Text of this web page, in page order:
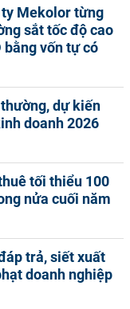
ty Mekolor từng
sắt tốc độ cao
bằng vốn tự có
dự kiến
doanh 2026
tối thiểu 100
nửa cuối năm
trả, siết xuất
doanh nghiệp